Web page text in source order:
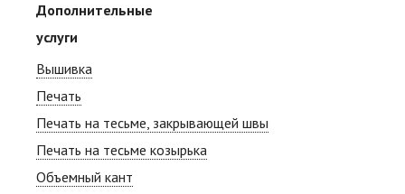
Дополнительные
услуги
Вышивка
Печать
Печать на тесьме, закрывающей швы
Печать на тесьме козырька
Объемный кант